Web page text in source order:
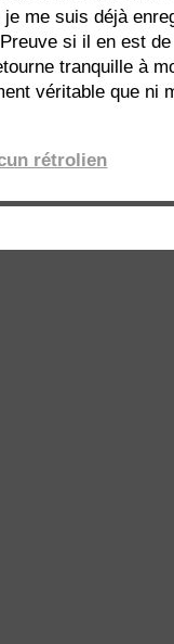
me suis déjà
si il en est
tranquille à
véritable que ni
rétrolien